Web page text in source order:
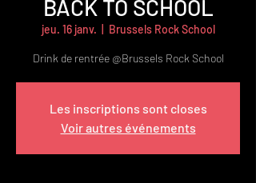
BACK TO SCHOOL
jeu. 16 janv. Brussels Rock School
Drink de rentrée @Brussels Rock School
Les inscriptions sont closes
Voir autres événements